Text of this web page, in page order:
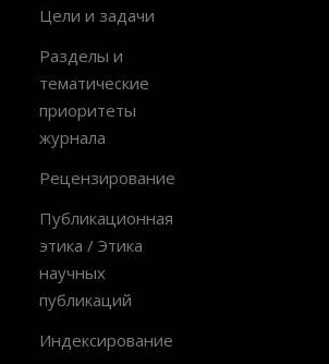
Цели и задачи
Разделы и
тематические
приоритеты
журнала
Рецензирование
Публикационная
этика / Этика
научных
публикаций
Индексирование